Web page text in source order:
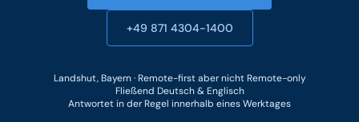
+49 871 4304-1400
Landshut, Bayern · Remote-first aber nicht Remote-only
Fließend Deutsch & Englisch
Antwortet in der Regel innerhalb eines Werktages